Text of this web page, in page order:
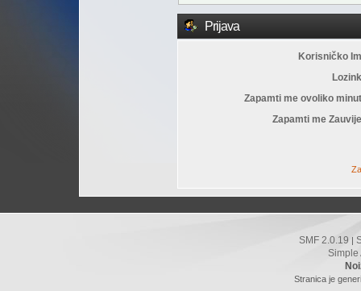
Prijava
Korisničko
Zapamti me ovoliko
Zapamti me
SMF 2.0.19
Simple
Stranica je